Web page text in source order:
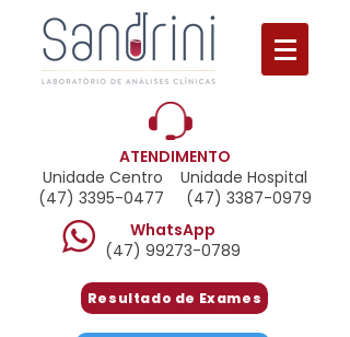
ATENDIMENTO
Unidade Centro Unidade Hospital
(47) 3395-0477 (47) 3387-0979
WhatsApp
(47) 99273-0789
Resultado de Exames